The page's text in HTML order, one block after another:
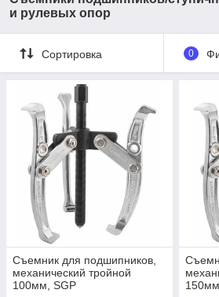
и рулевых опор
Сортировка 0
Съемник для подшипников,
механический тройной
100мм, SGP